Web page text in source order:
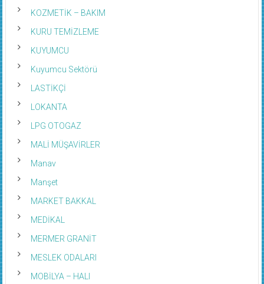
KOZMETİK – BAKIM
KURU TEMİZLEME
KUYUMCU
Kuyumcu Sektörü
LASTİKÇİ
LOKANTA
LPG OTOGAZ
MALİ MÜŞAVİRLER
Manav
Manşet
MARKET BAKKAL
MEDİKAL
MERMER GRANİT
MESLEK ODALARI
MOBİLYA – HALI